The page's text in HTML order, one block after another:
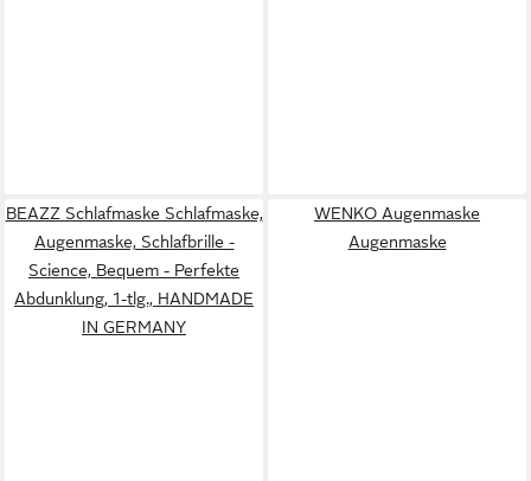
BEAZZ Schlafmaske Schlafmaske,
Augenmaske, Schlafbrille -
Science, Bequem - Perfekte
Abdunklung, 1-tlg., HANDMADE
IN GERMANY
WENKO Augenmaske
Augenmaske